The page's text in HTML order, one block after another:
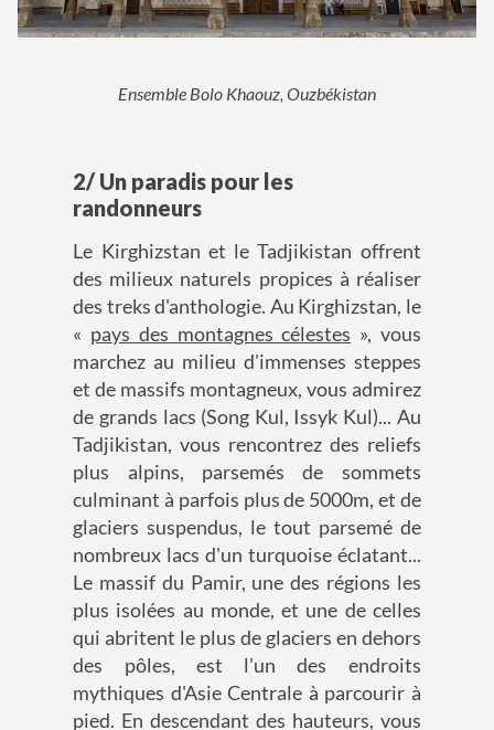
Ensemble Bolo Khaouz, Ouzbékistan
2/ Un paradis pour les
randonneurs
Le Kirghizstan et le Tadjikistan offrent
des milieux naturels propices à réaliser
des treks d'anthologie. Au Kirghizstan, le
« pays des montagnes célestes », vous
marchez au milieu d'immenses steppes
et de massifs montagneux, vous admirez
de grands lacs (Song Kul, Issyk Kul)... Au
Tadjikistan, vous rencontrez des reliefs
plus alpins, parsemés de sommets
culminant à parfois plus de 5000m, et de
glaciers suspendus, le tout parsemé de
nombreux lacs d'un turquoise éclatant...
Le massif du Pamir, une des régions les
plus isolées au monde, et une de celles
qui abritent le plus de glaciers en dehors
des pôles, est l'un des endroits
mythiques d'Asie Centrale à parcourir à
pied. En descendant des hauteurs, vous